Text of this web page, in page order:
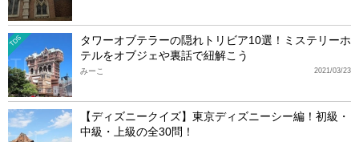
TDS
タワーオブテラーの隠れトリビア10選！ミステリーホ
テルをオブジェや裏話で紐解こう
2021/03/23
みーこ
【ディズニークイズ】東京ディズニーシー編！初級・
中級・上級の全30問！